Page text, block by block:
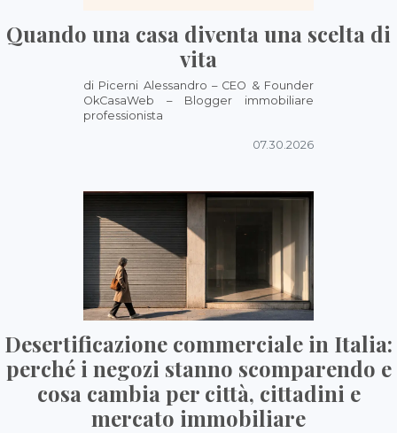
Quando una casa diventa una scelta di
vita
di Picerni Alessandro – CEO & Founder
OkCasaWeb – Blogger immobiliare
professionista
07.30.2026
Desertificazione commerciale in Italia:
perché i negozi stanno scomparendo e
cosa cambia per città, cittadini e
mercato immobiliare